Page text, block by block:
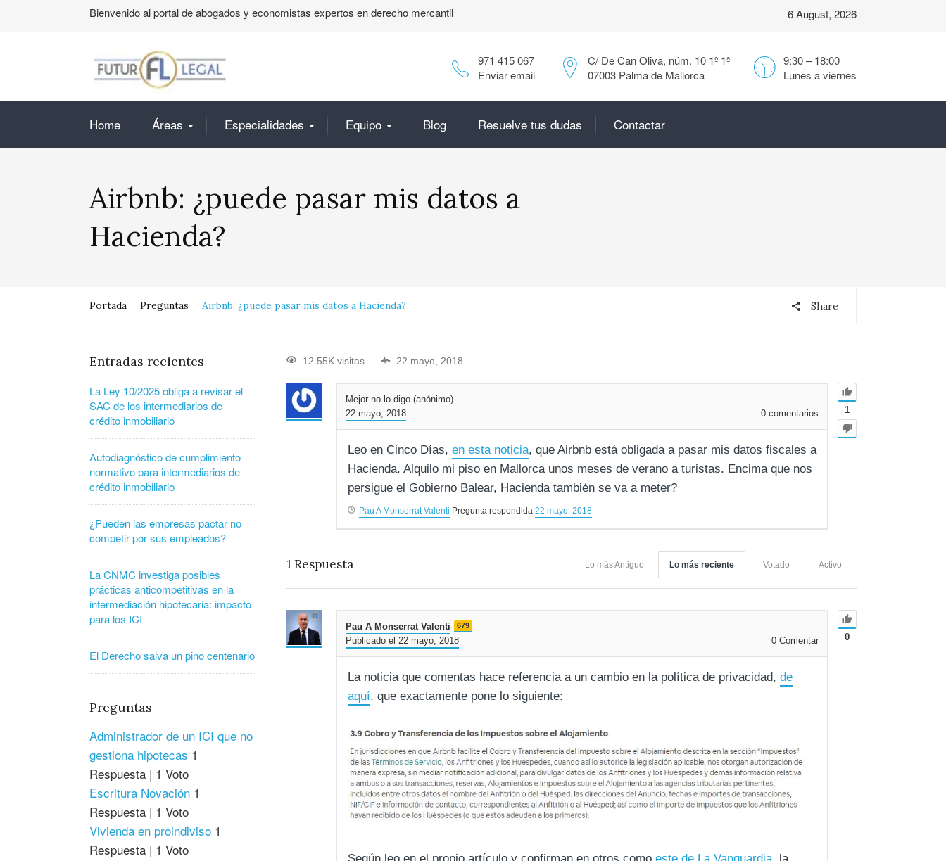
Bienvenido al portal de abogados y economistas expertos en derecho mercantil 6 August, 2026
9:30 – 18:00
Lunes a viernes
C/ De Can Oliva, núm. 10 1º 1ª
07003 Palma de Mallorca
971 415 067
Enviar email
Home Áreas Especialidades Equipo Blog Resuelve tus dudas Contactar
Airbnb: ¿puede pasar mis datos a
Hacienda?
Portada Preguntas Airbnb: ¿puede pasar mis datos a Hacienda? Share
12.55K visitas 22 mayo, 2018
1
Mejor no lo digo (anónimo)
22 mayo, 2018
0 comentarios
Leo en Cinco Días, en esta noticia, que Airbnb está obligada a pasar mis datos fiscales a
Hacienda. Alquilo mi piso en Mallorca unos meses de verano a turistas. Encima que nos
persigue el Gobierno Balear, Hacienda también se va a meter?
Pau A Monserrat Valenti Pregunta respondida 22 mayo, 2018
1 Respuesta Activo
Votado
Lo más reciente
Lo más Antiguo
0
Pau A Monserrat Valenti 679
Publicado el 22 mayo, 2018 0 Comentar
La noticia que comentas hace referencia a un cambio en la política de privacidad, de
aquí, que exactamente pone lo siguiente:
Según leo en el propio artículo y confirman en otros como este de La Vanguardia, la
Entradas recientes
La Ley 10/2025 obliga a revisar el
SAC de los intermediarios de
crédito inmobiliario
Autodiagnóstico de cumplimiento
normativo para intermediarios de
crédito inmobiliario
¿Pueden las empresas pactar no
competir por sus empleados?
La CNMC investiga posibles
prácticas anticompetitivas en la
intermediación hipotecaria: impacto
para los ICI
El Derecho salva un pino centenario
Preguntas
Administrador de un ICI que no
gestiona hipotecas 1
Respuesta | 1 Voto
Escritura Novación 1
Respuesta | 1 Voto
Vivienda en proindiviso 1
Respuesta | 1 Voto